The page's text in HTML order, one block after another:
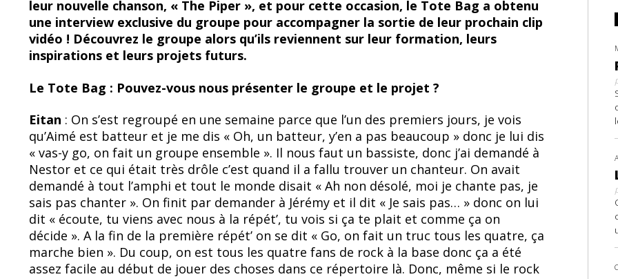
o
o
k
y
leur nouvelle chanson, « The Piper », et pour cette occasion, le Tote Bag a obtenu
une interview exclusive du groupe pour accompagner la sortie de leur prochain clip
vidéo ! Découvrez le groupe alors qu’ils reviennent sur leur formation, leurs
inspirations et leurs projets futurs.
Le Tote Bag : Pouvez-vous nous présenter le groupe et le projet ?
Eitan : On s’est regroupé en une semaine parce que l’un des premiers jours, je vois
qu’Aimé est batteur et je me dis « Oh, un batteur, y’en a pas beaucoup » donc je lui dis
« vas-y go, on fait un groupe ensemble ». Il nous faut un bassiste, donc j’ai demandé à
Nestor et ce qui était très drôle c’est quand il a fallu trouver un chanteur. On avait
demandé à tout l’amphi et tout le monde disait « Ah non désolé, moi je chante pas, je
sais pas chanter ». On finit par demander à Jérémy et il dit « Je sais pas… » donc on lui
dit « écoute, tu viens avec nous à la répét’, tu vois si ça te plait et comme ça on
décide ». A la fin de la première répét’ on se dit « Go, on fait un truc tous les quatre, ça
marche bien ». Du coup, on est tous les quatre fans de rock à la base donc ça a été
assez facile au début de jouer des choses dans ce répertoire là. Donc, même si le rock